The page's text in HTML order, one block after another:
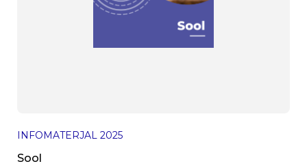
INFOMATERJAL 2025
Sool